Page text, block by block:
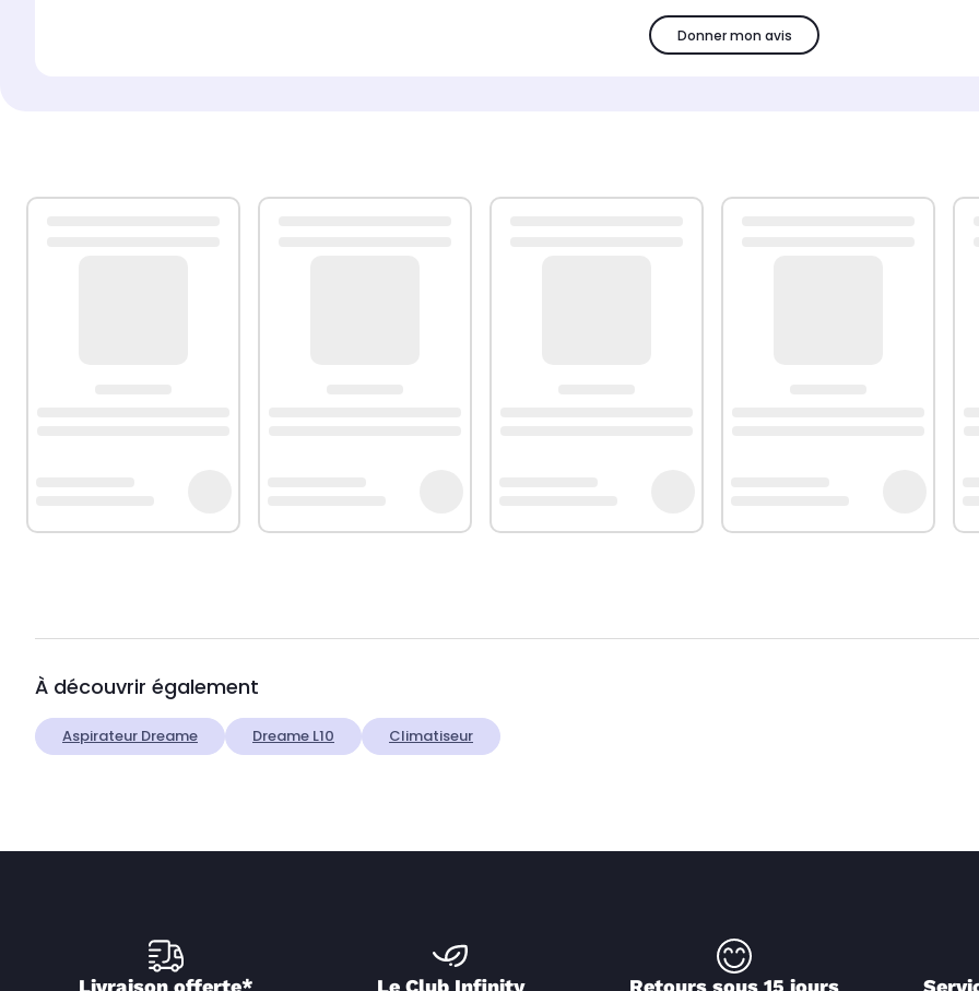
Donner mon avis
À découvrir également
Aspirateur Dreame Dreame L10 Climatiseur